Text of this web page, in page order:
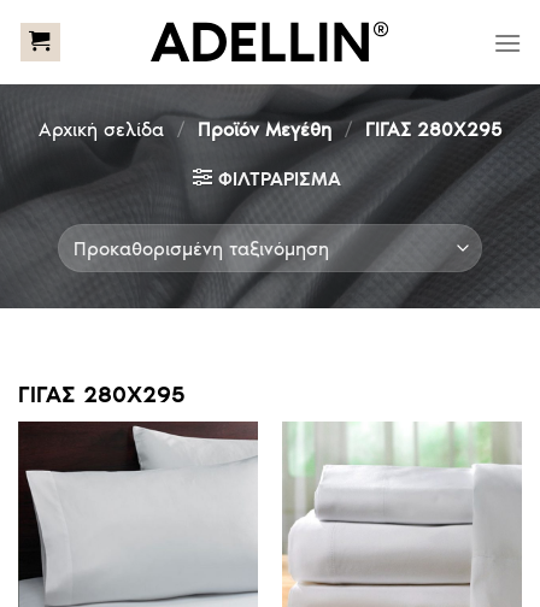
Αρχική σελίδα / Προϊόν Μεγέθη / ΓΙΓΑΣ 280Χ295
ΦΙΛΤΡΆΡΙΣΜΑ
ΓΙΓΑΣ 280Χ295